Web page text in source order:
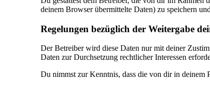
deinem Browser übermittelte Daten) zu speichern
Regelungen bezüglich der Weitergabe
Der Betreiber wird diese Daten nur mit deiner
Daten zur Durchsetzung rechtlicher Interessen
Du nimmst zur Kenntnis, dass die von dir in deinem